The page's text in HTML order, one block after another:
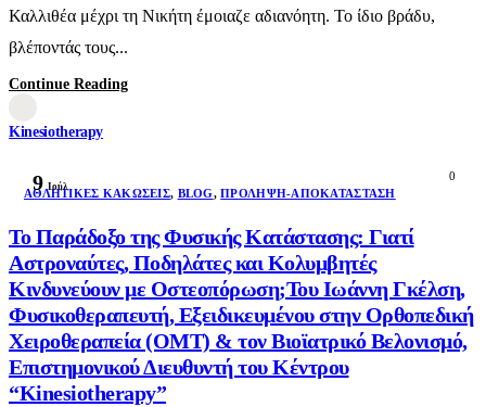
Καλλιθέα μέχρι τη Νικήτη έμοιαζε αδιανόητη. Το ίδιο βράδυ,
βλέποντάς τους...
Continue Reading
Kinesiotherapy
9 Ιούλ
0
AΘΛΗΤΙΚΈΣ ΚΑΚΏΣΕΙΣ, BLOG,ΠΡΌΛΗΨΗ-ΑΠΟΚΑΤΆΣΤΑΣΗ
Το Παράδοξο της Φυσικής Κατάστασης: Γιατί
Αστροναύτες, Ποδηλάτες και Κολυμβητές
Κινδυνεύουν με Οστεοπόρωση;Του Ιωάννη Γκέλση,
Φυσικοθεραπευτή, Εξειδικευμένου στην Ορθοπεδική
Χειροθεραπεία (OMT) & τον Βιοϊατρικό Βελονισμό,
Επιστημονικού Διευθυντή του Κέντρου
“Kinesiotherapy”